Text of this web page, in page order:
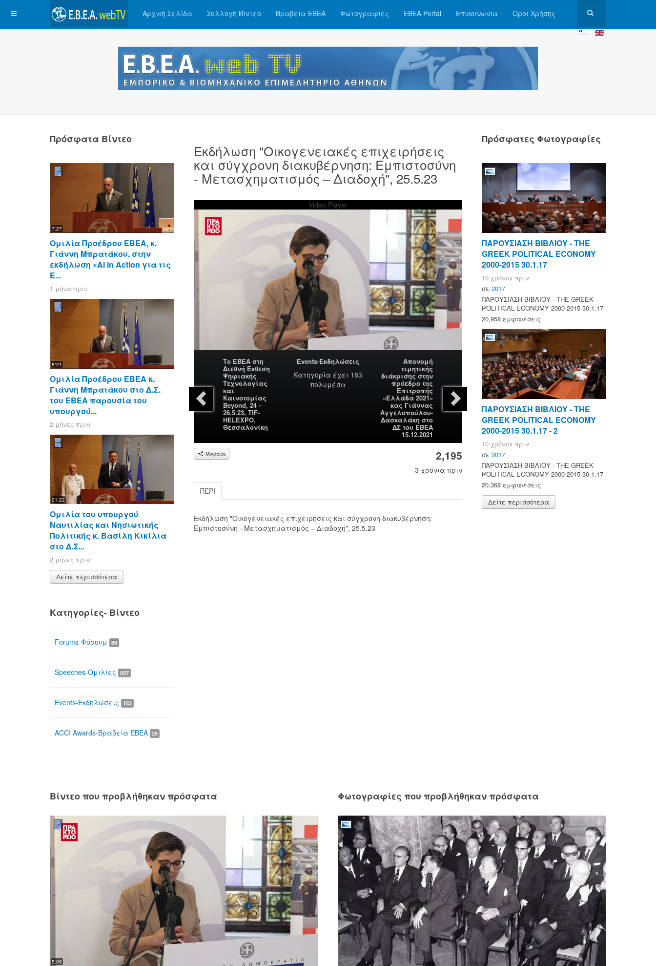
Αρχική Σελίδα Συλλογή Βίντεο Βραβεία ΕΒΕΑ Φωτογραφίες ΕΒΕΑ Portal Επικοινωνία Όροι Χρήσης
Εκδήλωση "Οικογενειακές επιχειρήσεις
και σύγχρονη διακυβέρνηση: Εμπιστοσύνη
- Μετασχηματισμός – Διαδοχή", 25.5.23
Video Player
00:00
Το ΕΒΕΑ στη
Διεθνή Έκθεση
Ψηφιακής
Τεχνολογίας
και
Καινοτομίας
Beyond, 24 -
26.5.23, ΤIF-
HELEXPO,
Θεσσαλονίκη
Events-Εκδηλώσεις
Κατηγορία έχει 183
πολυμέσα
Απονομή
τιμητικής
διάκρισης στην
πρόεδρο της
Επιτροπής
«Ελλάδα 2021»
κας Γιάννας
Αγγελοπούλου-
Δασκαλάκη στο
ΔΣ του ΕΒΕΑ
15.12.2021
Μοίρασε 2,195
3 χρόνια πριν
ΠΕΡΊ
Εκδήλωση "Οικογενειακές επιχειρήσεις και σύγχρονη διακυβέρνηση:
Εμπιστοσύνη - Μετασχηματισμός – Διαδοχή", 25.5.23
Πρόσφατα Βίντεο
7:27
Ομιλία Προέδρου ΕΒΕΑ, κ.
Γιάννη Μπρατάκου, στην
εκδήλωση «AI in Action για τις
Ε...
1 μήνα πριν
8:21
Ομιλία Προέδρου ΕΒΕΑ κ.
Γιάννη Μπρατάκου στο Δ.Σ.
του ΕΒΕΑ παρουσία του
υπουργού...
2 μήνες πριν
21:22
Ομιλία του υπουργού
Ναυτιλίας και Νησιωτικής
Πολιτικής κ. Βασίλη Κικίλια
στο Δ.Σ...
2 μήνες πριν
Δείτε περισσότερα
Κατηγορίες- Βίντεο
Forums-Φόρουμ 86
Speeches-Ομιλίες 897
Events-Εκδηλώσεις 183
ACCI Awards-Βραβεία ΕΒΕΑ 29
Πρόσφατες Φωτογραφίες
ΠΑΡΟΥΣΙΑΣΗ ΒΙΒΛΙΟΥ - ΤΗΕ
GREEK POLITICAL ECONOMY
2000-2015 30.1.17
10 χρόνια πριν
σε 2017
ΠΑΡΟΥΣΙΑΣΗ ΒΙΒΛΙΟΥ - ΤΗΕ GREEK
POLITICAL ECONOMY 2000-2015 30.1.17
20,958 εμφανίσεις
ΠΑΡΟΥΣΙΑΣΗ ΒΙΒΛΙΟΥ - ΤΗΕ
GREEK POLITICAL ECONOMY
2000-2015 30.1.17 - 2
10 χρόνια πριν
σε 2017
ΠΑΡΟΥΣΙΑΣΗ ΒΙΒΛΙΟΥ - ΤΗΕ GREEK
POLITICAL ECONOMY 2000-2015 30.1.17
20,368 εμφανίσεις
Δείτε περισσότερα
Βίντεο που προβλήθηκαν πρόσφατα
5:05
Φωτογραφίες που προβλήθηκαν πρόσφατα